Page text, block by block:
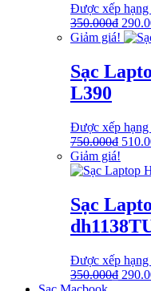
Được xếp hạng
350.000₫ Giá
gốc
Giảm giá!
Sạc
L390
Được xếp hạng
750.000₫ Giá
là:
Giảm giá!
Sạc
Được xếp hạng
350.000₫ Giá